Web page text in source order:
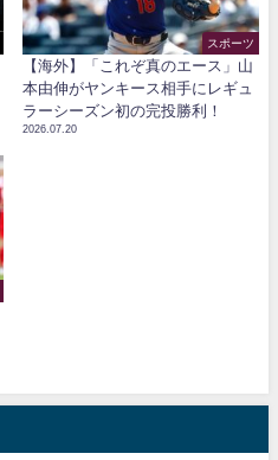
スポーツ
【海外】「これぞ真のエース」山
本由伸がヤンキース相手にレギュ
ラーシーズン初の完投勝利！
2026.07.20